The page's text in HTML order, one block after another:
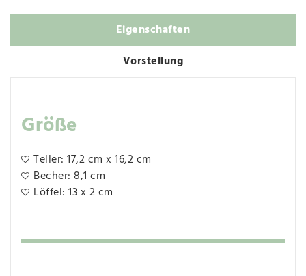
Eigenschaften
Vorstellung
Größe
Teller: 17,2 cm x 16,2 cm
Becher: 8,1 cm
Löffel: 13 x 2 cm